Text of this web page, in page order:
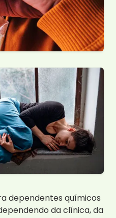
dependentes químicos
da clínica, da